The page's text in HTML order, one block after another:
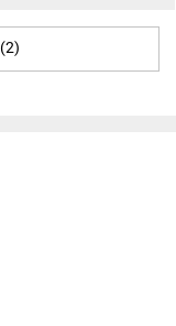
(2)